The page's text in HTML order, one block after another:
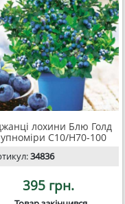
лохини Блю Голд
C10/Н70-100
34836
395 грн.